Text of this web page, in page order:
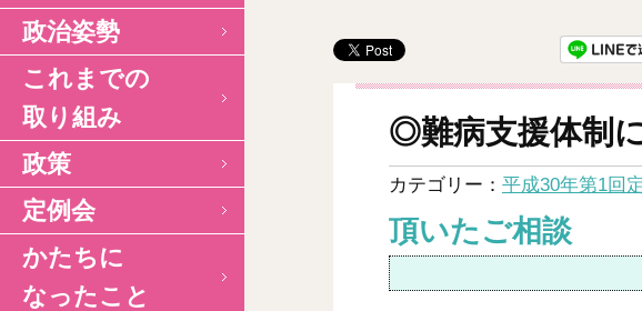
政治姿勢
これまでの
取り組み
政策
定例会
かたちに
なったこと
◎難病支援体制
カテゴリー： 平成30年第1回
頂いたご相談